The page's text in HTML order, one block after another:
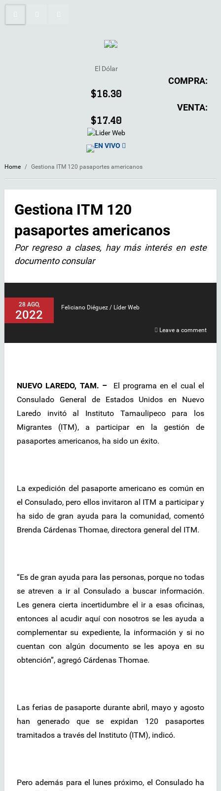
El Dólar
COMPRA:
$16.30
VENTA:
$17.40
EN VIVO
Home / Gestiona ITM 120 pasaportes americanos
Gestiona ITM 120
pasaportes americanos
Por regreso a clases, hay más interés en este
documento consular
28 AGO,
2022
Feliciano Diéguez / Líder Web
Leave a comment
NUEVO LAREDO, TAM. –El programa en el cual el
Consulado General de Estados Unidos en Nuevo
Laredo invitó al Instituto Tamaulipeco para los
Migrantes (ITM), a participar en la gestión de
pasaportes americanos, ha sido un éxito.
La expedición del pasaporte americano es común en
el Consulado, pero ellos invitaron al ITM a participar y
ha sido de gran ayuda para la comunidad, comentó
Brenda Cárdenas Thomae, directora general del ITM.
“Es de gran ayuda para las personas, porque no todas
se atreven a ir al Consulado a buscar información.
Les genera cierta incertidumbre el ir a esas oficinas,
entonces al acudir aquí con nosotros se les ayuda a
complementar su expediente, la información y si no
cuentan con algún documento se les apoya en su
obtención”, agregó Cárdenas Thomae.
Las ferias de pasaporte durante abril, mayo y agosto
han generado que se expidan 120 pasaportes
tramitados a través del Instituto (ITM), indicó.
Pero además para el lunes próximo, el Consulado ha